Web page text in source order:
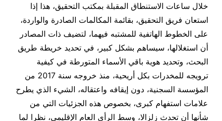
خلال ساعات الاستنطاق المقبلة بمكتب التحقيق، هذا إذا
استعان فريق التحقيق، بقائمة المكالمات الصادرة والواردة،
على الخطوط الهاتفية للمشتبه فيهما، لتضيف ذات المصادر
أن استغلالها، سيساهم بشكل كبير، في تحديد خريطة طريق
البحث، وتحديد هوية باقي الأسماء المتورطة في كيفية
ترويجه للمخدرات بكل أريحية، منذ خروجه سنة 2017 من
المؤسسة السجنية، دون إيقافه واعتقاله، الشيء الذي يطرح
علامات استفهام كبرى، بخصوص هذه الجزئيات التي من
شأنها أن تحدث زلزالا، وسط الرأي العام الإقليمي، نظرا لما